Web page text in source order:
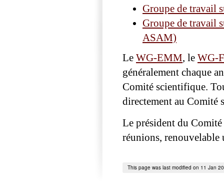
Groupe de travail
Groupe de travail
ASAM)
Le WG-EMM, le WG-
généralement chaque
Comité scientifique.
directement au Comité
Le président du
réunions, renouvelable
This page was last modified on 11 Jan